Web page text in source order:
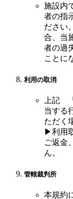
施設内
者の指
ださい
合、当
者の過
ことに
利用の取消
上記
当する
ただく
▶利用
ご返金
ん。
管轄裁判所
本規約